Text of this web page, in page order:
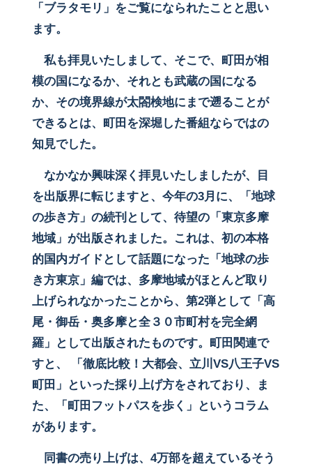
「ブラタモリ」をご覧になられたことと思い
ます。
私も拝見いたしまして、そこで、町田が相
模の国になるか、それとも武蔵の国になる
か、その境界線が太閤検地にまで遡ることが
できるとは、町田を深堀した番組ならではの
知見でした。
なかなか興味深く拝見いたしましたが、目
を出版界に転じますと、今年の3月に、「地球
の歩き方」の続刊として、待望の「東京多摩
地域」が出版されました。これは、初の本格
的国内ガイドとして話題になった「地球の歩
き方東京」編では、多摩地域がほとんど取り
上げられなかったことから、第2弾として「高
尾・御岳・奥多摩と全３０市町村を完全網
羅」として出版されたものです。町田関連で
すと、
「徹底比較！大都会、立川VS八王子VS
町田」といった採り上げ方をされており、ま
た、「町田フットパスを歩く」というコラム
があります。
同書の売り上げは、 4万部を超えているそう